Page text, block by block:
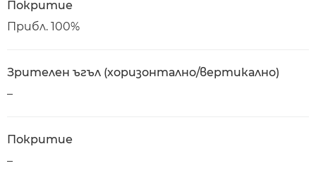
Покритие
Прибл. 100%
Зрителен ъгъл (хоризонтално/вертикално)
–
Покритие
–